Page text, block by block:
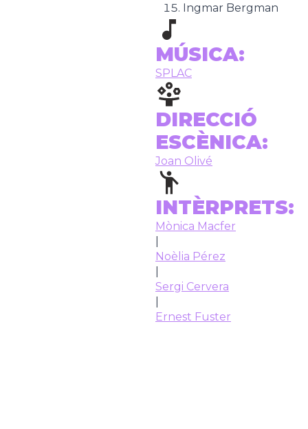
Ingmar Bergman
MÚSICA:
SPLAC
DIRECCIÓ
ESCÈNICA:
Joan Olivé
INTÈRPRETS:
Mònica Macfer
Noèlia Pérez
Sergi Cervera
Ernest Fuster